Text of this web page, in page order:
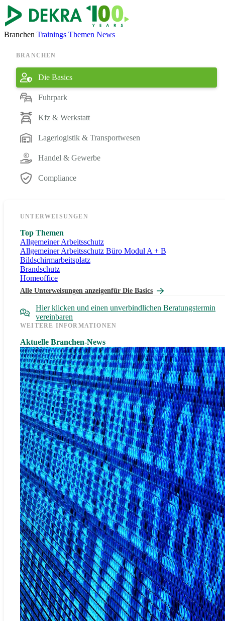
Branchen Trainings Themen News
BRANCHEN
Die Basics
Fuhrpark
Kfz & Werkstatt
Lagerlogistik & Transportwesen
Handel & Gewerbe
Compliance
UNTERWEISUNGEN
Top Themen
Allgemeiner Arbeitsschutz
Allgemeiner Arbeitsschutz Büro Modul A + B
Bildschirmarbeitsplatz
Brandschutz
Homeoffice
Alle Unterweisungen anzeigenfür Die Basics
Hier klicken und einen unverbindlichen Beratungstermin
vereinbaren
WEITERE INFORMATIONEN
Aktuelle Branchen-News